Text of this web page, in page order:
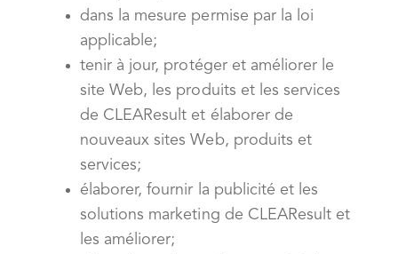
dans la mesure permise par la loi
applicable;
tenir à jour, protéger et améliorer le
site Web, les produits et les services
de CLEAResult et élaborer de
nouveaux sites Web, produits et
services;
élaborer, fournir la publicité et les
solutions marketing de CLEAResult et
les améliorer;